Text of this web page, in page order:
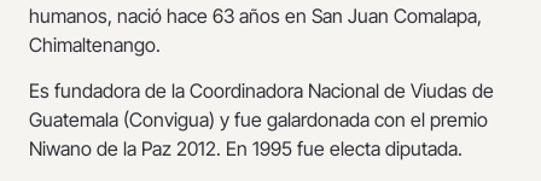
humanos, nació hace 63 años en San Juan Comalapa,
Chimaltenango.
Es fundadora de la Coordinadora Nacional de Viudas de
Guatemala (Convigua) y fue galardonada con el premio
Niwano de la Paz 2012. En 1995 fue electa diputada.